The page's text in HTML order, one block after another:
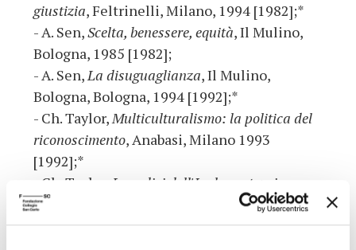
giustizia, Feltrinelli, Milano, 1994 [1982];*
- A. Sen,Scelta, benessere, equità, Il Mulino,
Bologna, 1985 [1982];
- A. Sen,La disuguaglianza, Il Mulino,
Bologna, Bologna, 1994 [1992];*
- Ch. Taylor,Multiculturalismo: la politica del
riconoscimento, Anabasi, Milano 1993
[1992];*
- Ch. Taylor, Le radici dell'Io: la costruzione
dell'identità
, Feltrinelli, Milano, 1993
[1989];*